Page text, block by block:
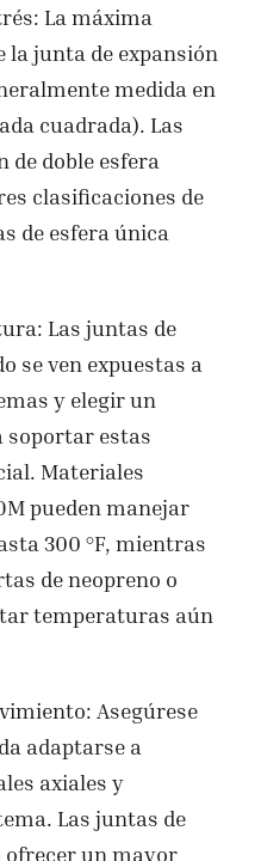
La máxima
junta de expansión
medida en
cuadrada). Las
de doble esfera
clasificaciones de
de esfera única
Las juntas de
se ven expuestas a
y elegir un
soportar estas
Materiales
pueden manejar
300 °F, mientras
de neopreno o
temperaturas aún
Asegúrese
adaptarse a
axiales y
Las juntas de
ofrecer un mayor